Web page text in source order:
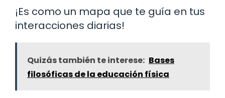
¡Es como un mapa que te guía en tus
interacciones diarias!
Quizás también te interese: Bases
filosóficas de la educación física